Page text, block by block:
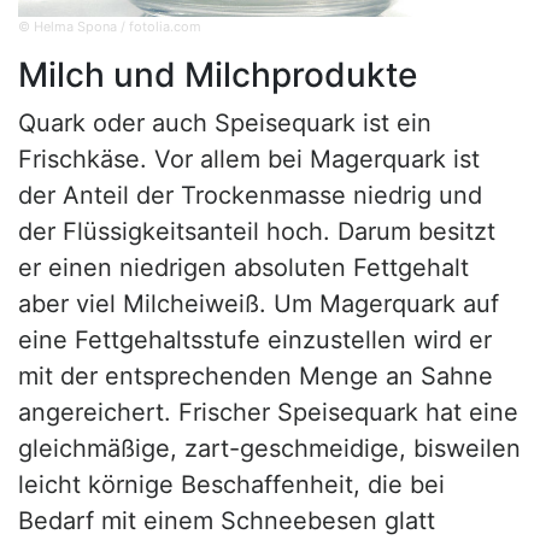
© Helma Spona / fotolia.com
Milch und Milchprodukte
Quark oder auch Speisequark ist ein
Frischkäse. Vor allem bei Magerquark ist
der Anteil der Trockenmasse niedrig und
der Flüssigkeitsanteil hoch. Darum besitzt
er einen niedrigen absoluten Fettgehalt
aber viel Milcheiweiß. Um Magerquark auf
eine Fettgehaltsstufe einzustellen wird er
mit der entsprechenden Menge an Sahne
angereichert. Frischer Speisequark hat eine
gleichmäßige, zart-geschmeidige, bisweilen
leicht körnige Beschaffenheit, die bei
Bedarf mit einem Schneebesen glatt